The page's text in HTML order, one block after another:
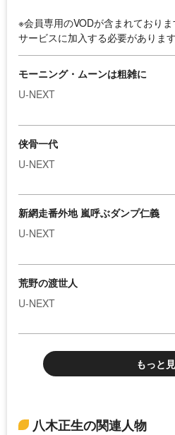
※会員専用のVODが含まれており
サービスに加入する必要があります
モーニング・ムーンは粗雑に
U-NEXT
侠骨一代
U-NEXT
新網走番外地 嵐呼ぶダンプ仁義
U-NEXT
荒野の渡世人
U-NEXT
もっと
八木正生の関連人物